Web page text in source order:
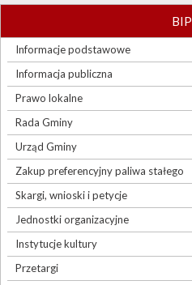
BIP
Informacje podstawowe
Informacja publiczna
Prawo lokalne
Rada Gminy
Urząd Gminy
Zakup preferencyjny paliwa stałego
Skargi, wnioski i petycje
Jednostki organizacyjne
Instytucje kultury
Przetargi